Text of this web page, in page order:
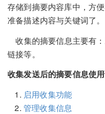
存储到摘要内容库中，方
准备描述内容与关键词了。
收集的摘要信息主要有：
链接等。
收集发送后的摘要信息使用
启用收集功能
管理收集信息